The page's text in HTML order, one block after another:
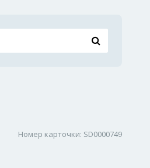
Номер карточки: SD0000749